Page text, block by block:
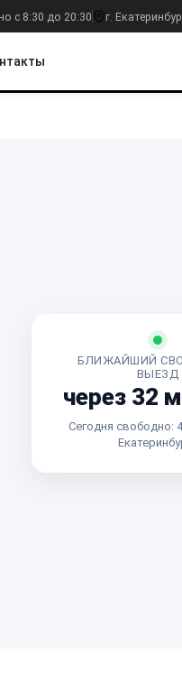
с 8:30 до 20:30 г.
БЛИЖАЙШИЙ
ВЫЕЗД
через 32
Сегодня свободно: